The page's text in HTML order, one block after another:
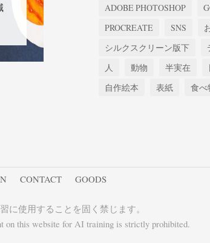
ADOBE PHOTOSHOP
PROCREATE
SNS
シルクスクリーン版下
人
動物 半実在
自作絵本
表紙 食べ
CONTACT GOODS
使用することを固く禁じます。
on this website for AI training is strictly prohibited.